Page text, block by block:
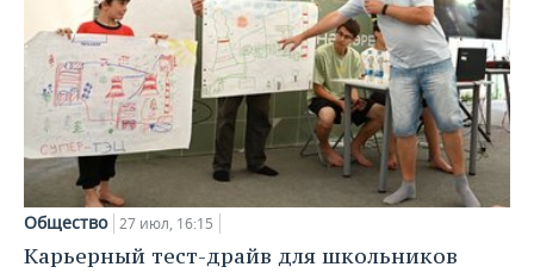
Общество 27 июл, 16:15
Карьерный тест-драйв для школьников